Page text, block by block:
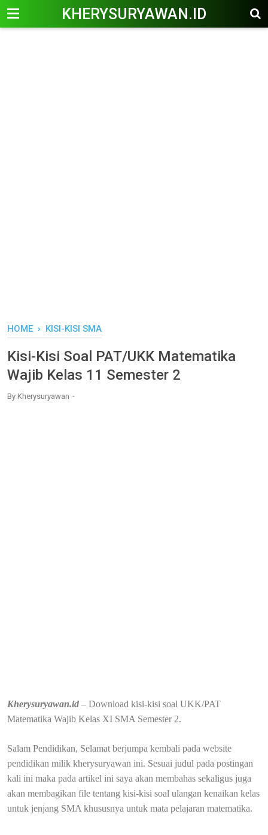
KHERYSURYAWAN.ID
HOME › KISI-KISI SMA
Kisi-Kisi Soal PAT/UKK Matematika
Wajib Kelas 11 Semester 2
By Kherysuryawan
Kherysuryawan.id – Download kisi-kisi soal UKK/PAT
Matematika Wajib Kelas XI SMA Semester 2.
Salam Pendidikan, Selamat berjumpa kembali pada website
pendidikan milik kherysuryawan ini. Sesuai judul pada postingan
kali ini maka pada artikel ini saya akan membahas sekaligus juga
akan membagikan file tentang kisi-kisi soal ulangan kenaikan kelas
untuk jenjang SMA khususnya untuk mata pelajaran matematika.